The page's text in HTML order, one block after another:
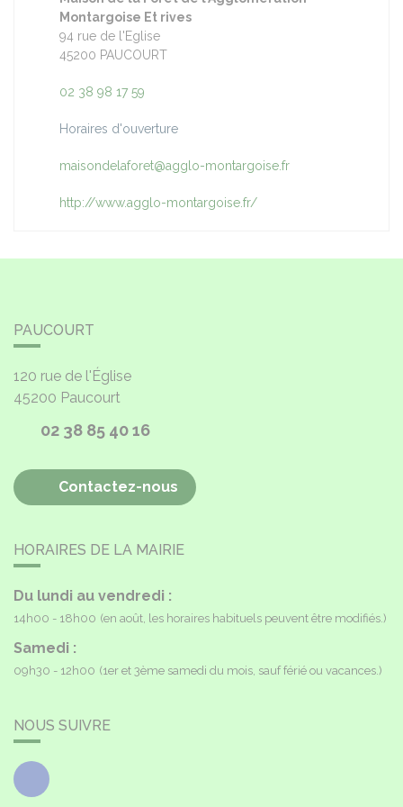
Montargoise Et rives
94 rue de l'Eglise
45200 PAUCOURT
02 38 98 17 59
Horaires d'ouverture
maisondelaforet@agglo-montargoise.fr
http://www.agglo-montargoise.fr/
PAUCOURT
120 rue de l'Église
45200 Paucourt
02 38 85 40 16
Contactez-nous
HORAIRES DE LA MAIRIE
Du lundi au vendredi :
14h00 - 18h00 (en août, les horaires habituels peuvent être modifiés.)
Samedi :
09h30 - 12h00 (1er et 3ème samedi du mois, sauf férié ou vacances.)
NOUS SUIVRE
Facebook